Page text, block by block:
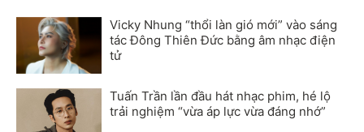
Vicky Nhung “thổi làn gió mới” vào sáng
tác Đông Thiên Đức bằng âm nhạc điện
tử
Tuấn Trần lần đầu hát nhạc phim, hé lộ
trải nghiệm “vừa áp lực vừa đáng nhớ”